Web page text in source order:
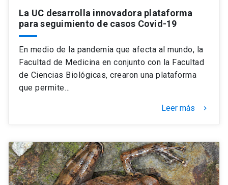
La UC desarrolla innovadora plataforma
para seguimiento de casos Covid-19
En medio de la pandemia que afecta al mundo, la
Facultad de Medicina en conjunto con la Facultad
de Ciencias Biológicas, crearon una plataforma
que permite…
Leer más keyboard_arrow_right